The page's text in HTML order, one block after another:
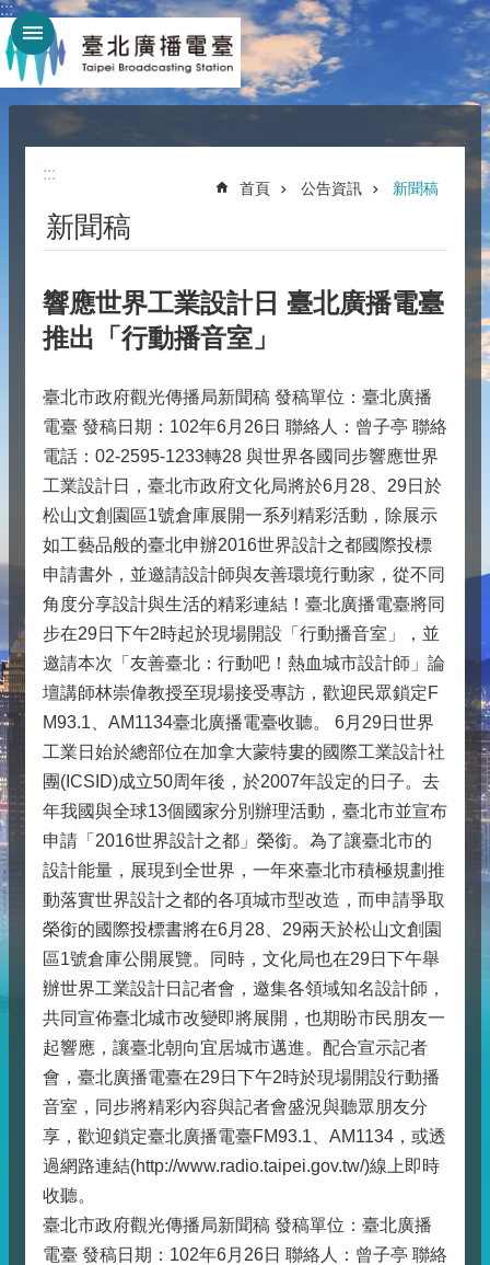
跳到主要內容區塊
:::
:::
首頁 公告資訊 新聞稿
新聞稿
響應世界工業設計日 臺北廣播電臺
推出「行動播音室」
臺北市政府觀光傳播局新聞稿 發稿單位：臺北廣播
電臺 發稿日期：102年6月26日 聯絡人：曾子亭 聯絡
電話：02-2595-1233轉28 與世界各國同步響應世界
工業設計日，臺北市政府文化局將於6月28、29日於
松山文創園區1號倉庫展開一系列精彩活動，除展示
如工藝品般的臺北申辦2016世界設計之都國際投標
申請書外，並邀請設計師與友善環境行動家，從不同
角度分享設計與生活的精彩連結！臺北廣播電臺將同
步在29日下午2時起於現場開設「行動播音室」，並
邀請本次「友善臺北：行動吧！熱血城市設計師」論
壇講師林崇偉教授至現場接受專訪，歡迎民眾鎖定F
M93.1、AM1134臺北廣播電臺收聽。 6月29日世界
工業日始於總部位在加拿大蒙特婁的國際工業設計社
團(ICSID)成立50周年後，於2007年設定的日子。去
年我國與全球13個國家分別辦理活動，臺北市並宣布
申請「2016世界設計之都」榮銜。為了讓臺北市的
設計能量，展現到全世界，一年來臺北市積極規劃推
動落實世界設計之都的各項城市型改造，而申請爭取
榮銜的國際投標書將在6月28、29兩天於松山文創園
區1號倉庫公開展覽。同時，文化局也在29日下午舉
辦世界工業設計日記者會，邀集各領域知名設計師，
共同宣佈臺北城市改變即將展開，也期盼市民朋友一
起響應，讓臺北朝向宜居城市邁進。配合宣示記者
會，臺北廣播電臺在29日下午2時於現場開設行動播
音室，同步將精彩內容與記者會盛況與聽眾朋友分
享，歡迎鎖定臺北廣播電臺FM93.1、AM1134，或透
過網路連結(http://www.radio.taipei.gov.tw/)線上即時
收聽。
臺北市政府觀光傳播局新聞稿 發稿單位：臺北廣播
電臺 發稿日期：102年6月26日 聯絡人：曾子亭 聯絡